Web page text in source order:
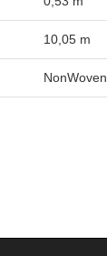
10,05 m
NonWoven